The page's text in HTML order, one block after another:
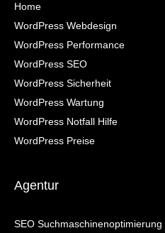
Home
WordPress Webdesign
WordPress Performance
WordPress SEO
WordPress Sicherheit
WordPress Wartung
WordPress Notfall Hilfe
WordPress Preise
Agentur
SEO Suchmaschinenoptimierung